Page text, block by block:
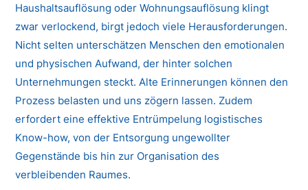
Haushaltsauflösung oder Wohnungsauflösung klingt
zwar verlockend, birgt jedoch viele Herausforderungen.
Nicht selten unterschätzen Menschen den emotionalen
und physischen Aufwand, der hinter solchen
Unternehmungen steckt. Alte Erinnerungen können den
Prozess belasten und uns zögern lassen. Zudem
erfordert eine effektive Entrümpelung logistisches
Know-how, von der Entsorgung ungewollter
Gegenstände bis hin zur Organisation des
verbleibenden Raumes.